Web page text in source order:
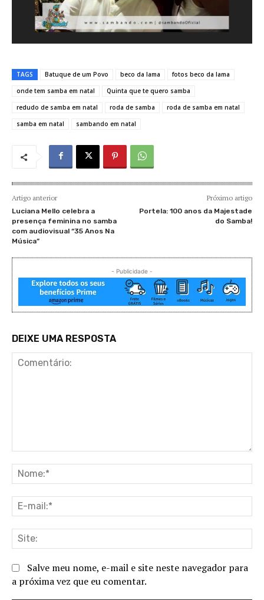
TAGS Batuque de um Povo beco da lama
fotos beco da lama
onde tem samba em natal
Quinta que te quero samba
redudo de samba em natal
roda de samba
roda de samba em natal
samba em natal
sambando em natal
Artigo anterior
Luciana Mello celebra a
presença feminina no samba
com audiovisual “35 Anos Na
Música”
Próximo artigo
Portela: 100 anos da Majestade
do Samba!
- Publicidade -
DEIXE UMA RESPOSTA
Salve meu nome, e-mail e site neste navegador para
a próxima vez que eu comentar.